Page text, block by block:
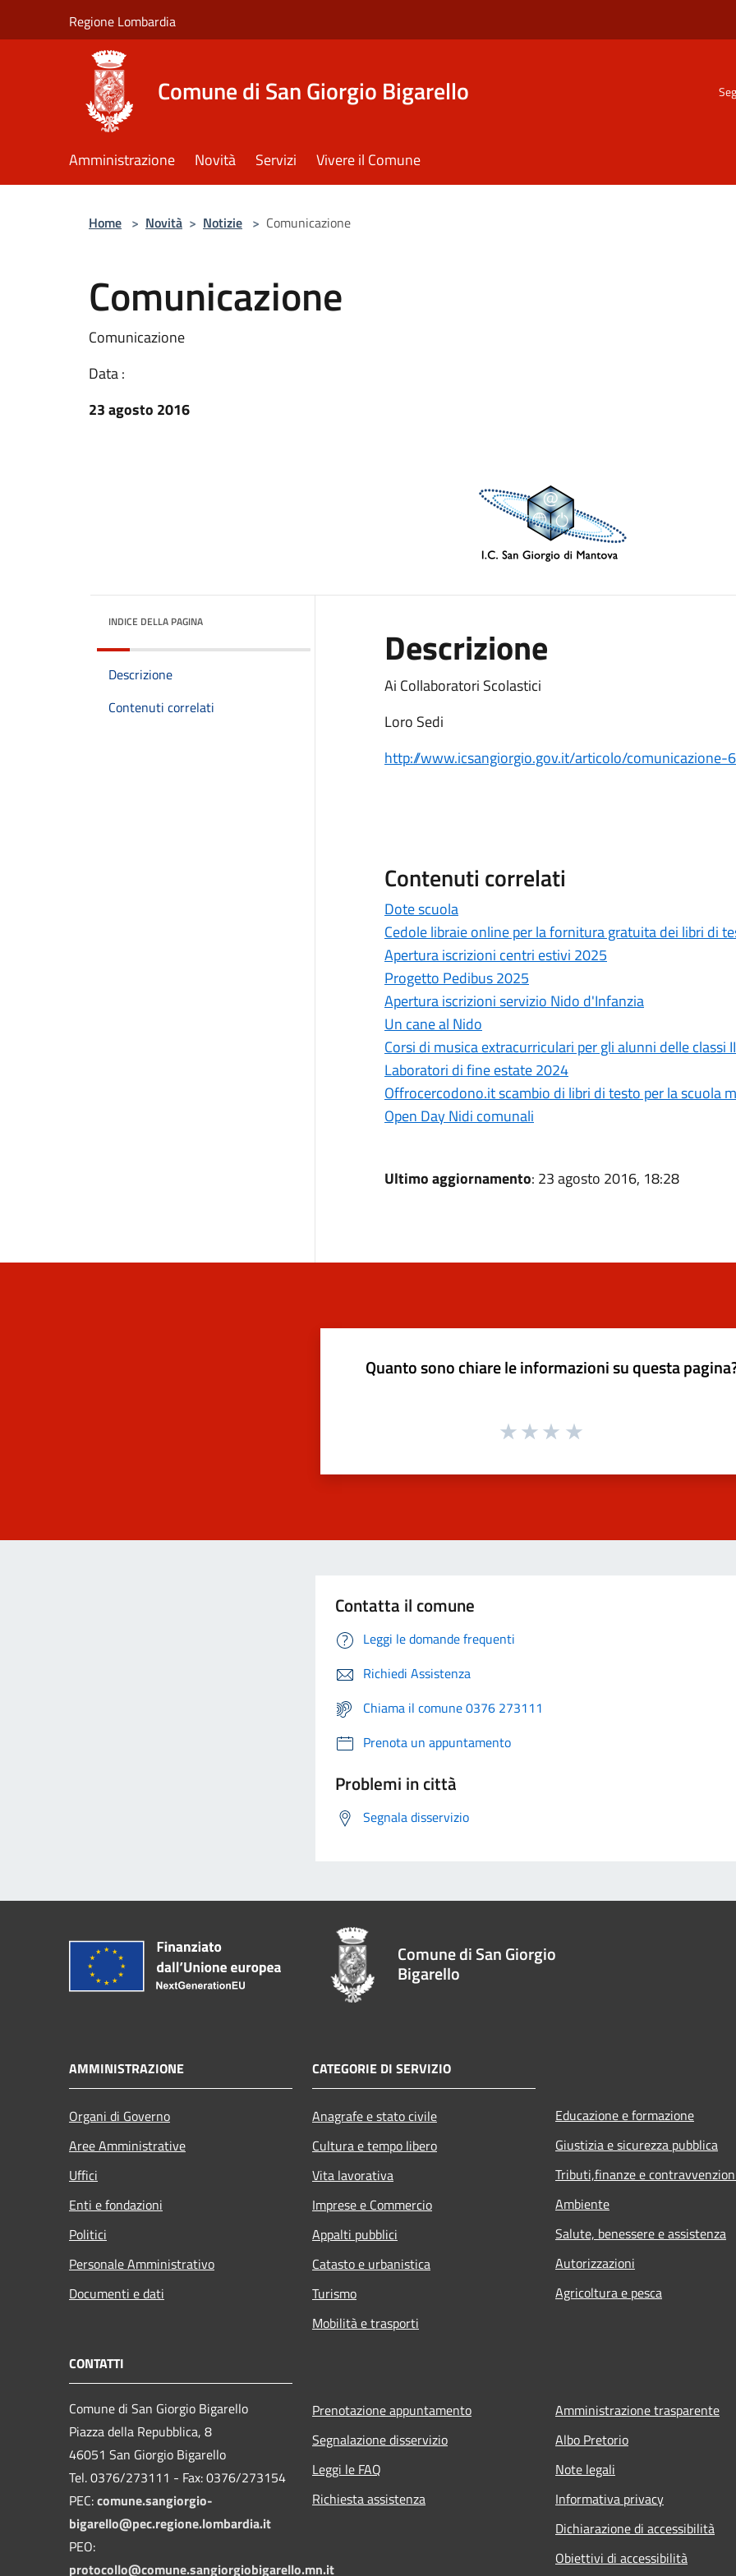
Regione Lombardia
Comune di San Giorgio Bigarello
Amministrazione Novità Servizi Vivere il Comune
Home > Novità > Notizie > Comunicazione
Comunicazione
Comunicazione
Data :
23 agosto 2016
INDICE DELLA PAGINA
Descrizione
Contenuti correlati
Descrizione
Ai Collaboratori Scolastici
Loro Sedi
http://www.icsangiorgio.gov.it/articolo/comunicazione-6
Contenuti correlati
Dote scuola
Cedole libraie online per la fornitura gratuita dei libri di
Apertura iscrizioni centri estivi 2025
Progetto Pedibus 2025
Apertura iscrizioni servizio Nido d'Infanzia
Un cane al Nido
Corsi di musica extracurriculari per gli alunni delle classi
Laboratori di fine estate 2024
Offrocercodono.it scambio di libri di testo per la scuola
Open Day Nidi comunali
Ultimo aggiornamento: 23 agosto 2016, 18:28
Quanto sono chiare le informazioni su questa
Contatta il comune
Leggi le domande frequenti
Richiedi Assistenza
Chiama il comune 0376 273111
Prenota un appuntamento
Problemi in città
Segnala disservizio
Comune di San Giorgio
Bigarello
AMMINISTRAZIONE
Organi di Governo
Aree Amministrative
Uffici
Enti e fondazioni
Politici
Personale Amministrativo
Documenti e dati
CATEGORIE DI SERVIZIO
Anagrafe e stato civile
Cultura e tempo libero
Vita lavorativa
Imprese e Commercio
Appalti pubblici
Catasto e urbanistica
Turismo
Mobilità e trasporti
Educazione e formazione
Giustizia e sicurezza pubblica
Tributi,finanze e
Ambiente
Salute, benessere e assistenza
Autorizzazioni
Agricoltura e pesca
CONTATTI
Comune di San Giorgio Bigarello
Piazza della Repubblica, 8
46051 San Giorgio Bigarello
Tel. 0376/273111 - Fax: 0376/273154
PEC:comune.sangiorgio-
bigarello@pec.regione.lombardia.it
PEO:
protocollo@comune.sangiorgiobigarello.mn.it
Prenotazione appuntamento
Segnalazione disservizio
Leggi le FAQ
Richiesta assistenza
Amministrazione trasparente
Albo Pretorio
Note legali
Informativa privacy
Dichiarazione di accessibilità
Obiettivi di accessibilità